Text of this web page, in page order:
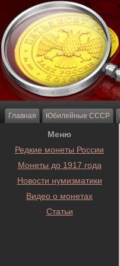
Главная Юбилейные СССР
Меню
Редкие монеты России
Монеты до 1917 года
Новости нумизматики
Видео о монетах
Статьи